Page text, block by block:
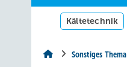
Kältetechnik
Sonstiges Thema